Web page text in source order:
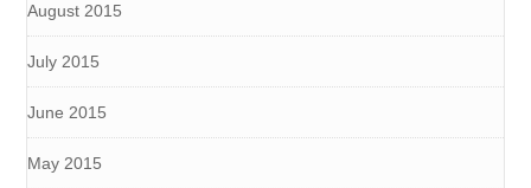
August 2015
July 2015
June 2015
May 2015